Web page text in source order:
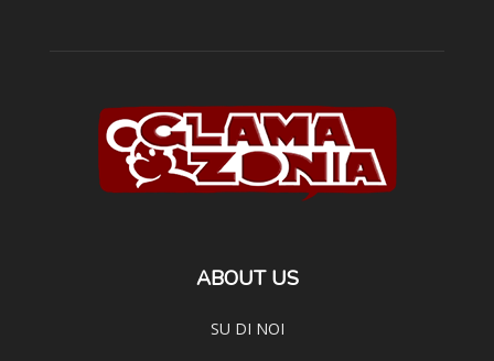
ABOUT US
SU DI NOI